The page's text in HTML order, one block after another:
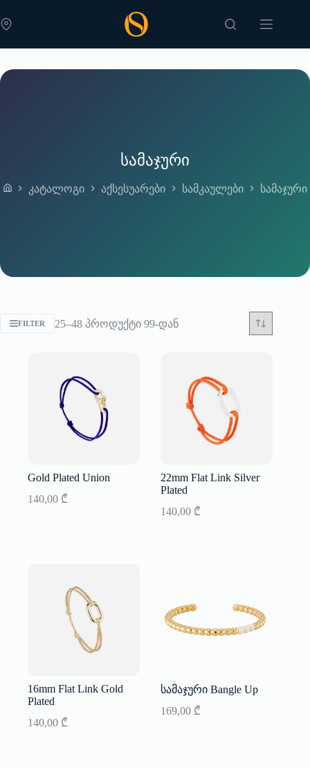
to
content
სამაჯური
Home
კატალოგი აქსესუარები სამკაულები სამაჯური
FILTER 25–48 პროდუქტი 99-დანSorted
Gold Plated Union
140,00 ₾
22mm Flat Link Silver
Plated
140,00 ₾
16mm Flat Link Gold
Plated
140,00 ₾
სამაჯური Bangle Up
169,00 ₾